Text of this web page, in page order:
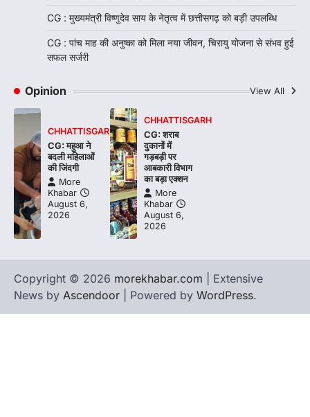
CG : मुख्यमंत्री विष्णुदेव साय के नेतृत्व में छत्तीसगढ़ को बड़ी उपलब्धि
CG : पांच माह की अनुष्का को मिला नया जीवन, चिरायु योजना से संभव हुई
सफल सर्जरी
Opinion View All
CHHATTISGARH
CG: महुआ ने
बदली महिलाओं
की जिंदगी
More
Khabar
August 6,
2026
CHHATTISGARH
CG: शराब
दुकानों में
गड़बड़ी पर
आबकारी विभाग
का बड़ा एक्शन
More
Khabar
August 6,
2026
Copyright © 2026 morekhabar.com | Extensive
News by Ascendoor | Powered by WordPress.